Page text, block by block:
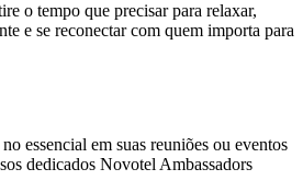
o tempo que precisar para relaxar,
e se reconectar com quem importa para
essencial em suas reuniões ou eventos
dedicados Novotel Ambassadors